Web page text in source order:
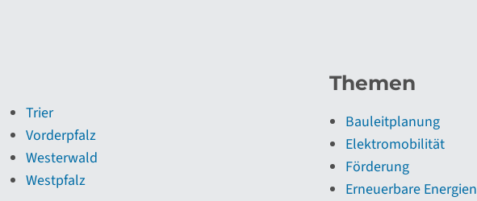
Trier
Vorderpfalz
Westerwald
Westpfalz
Themen
Bauleitplanung
Elektromobilität
Förderung
Erneuerbare Energien